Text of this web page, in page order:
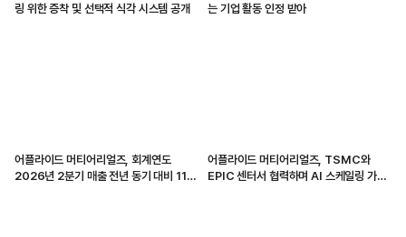
링 위한 증착 및 선택적 식각 시스템 공개
는 기업 활동 인정 받아
어플라이드 머티어리얼즈, 회계연도
2026년 2분기 매출 전년 동기 대비 11%
어플라이드 머티어리얼즈, TSMC와
EPIC 센터서 협력하며 AI 스케일링 가속